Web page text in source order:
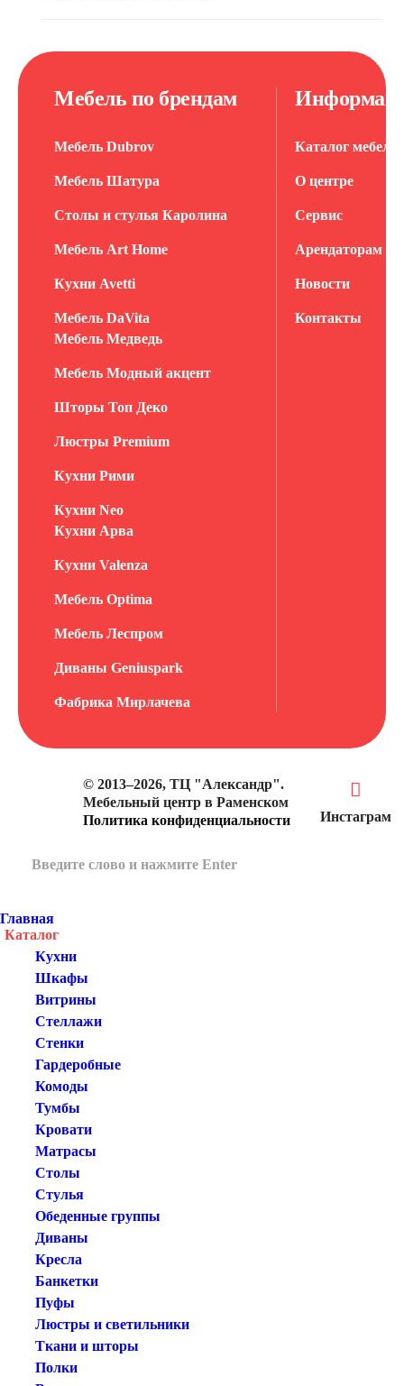
Мебель по брендам
Мебель Dubrov
Мебель Шатура
Столы и стулья Каролина
Мебель Art Home
Кухни Avetti
Мебель DaVita
Мебель Медведь
Мебель Модный акцент
Шторы Топ Деко
Люстры Premium
Кухни Рими
Кухни Neo
Кухни Арва
Кухни Valenza
Мебель Optima
Мебель Леспром
Диваны Geniuspark
Фабрика Мирлачева
Каталог мебели
О центре
Сервис
Арендаторам
Новости
Контакты
© 2013–2026, ТЦ "Александр".
Мебельный центр в Раменском
Политика конфиденциальности
Инстаграм
Главная
Каталог
Кухни
Шкафы
Витрины
Стеллажи
Стенки
Гардеробные
Комоды
Тумбы
Кровати
Матрасы
Столы
Стулья
Обеденные группы
Диваны
Кресла
Банкетки
Пуфы
Люстры и светильники
Ткани и шторы
Полки